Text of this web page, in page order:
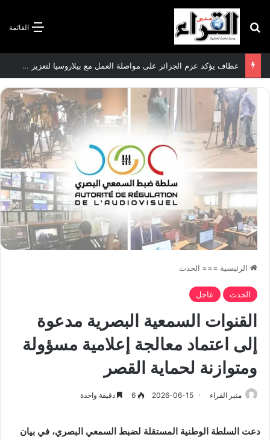
القائمة بحث عن
عطاف يؤكد عزم الجزائر على مواصلة العمل مع بيلاروسيا لتعزيز العلاقات الثنائية
الرئيسية === الحدث
الحدث عاجل
القنوات السمعية البصرية مدعوة
إلى اعتماد معالجة إعلامية مسؤولة
ومتوازنة لحماية القصر
منبر القراء 2026-06-15
6 دقيقة واحدة
دعت السلطة الوطنية المستقلة لضبط السمعي البصري، في بيان